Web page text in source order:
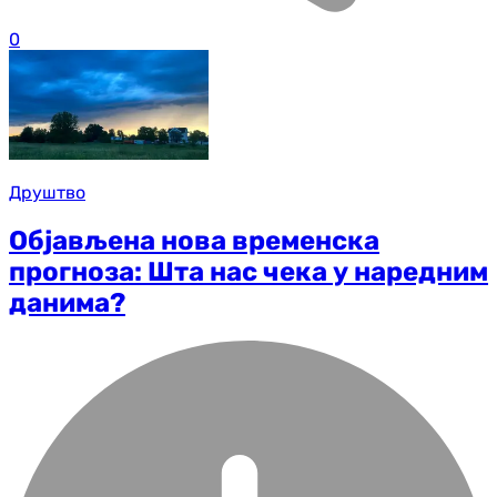
0
Друштво
Објављена нова временска
прогноза: Шта нас чека у наредним
данима?